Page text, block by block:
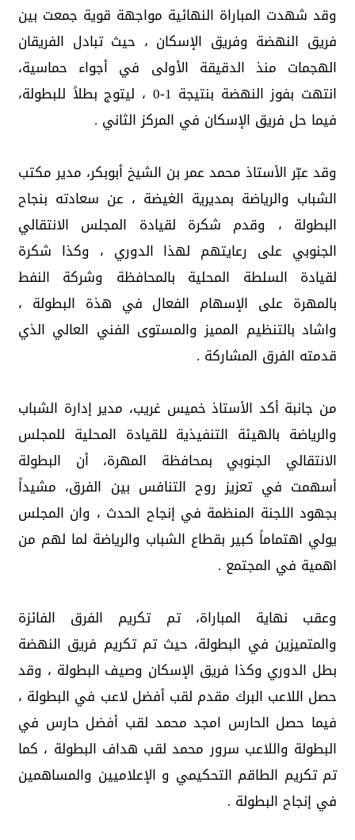
وقد شهدت المباراة النهائية مواجهة قوية جمعت بين
فريق النهضة وفريق الإسكان ، حيث تبادل الفريقان
الهجمات منذ الدقيقة الأولى في أجواء حماسية،
انتهت بفوز النهضة بنتيجة 1-0 ، ليتوج بطلاً للبطولة،
فيما حل فريق الإسكان في المركز الثاني .
وقد عبّر الأستاذ محمد عمر بن الشيخ أبوبكر، مدير مكتب
الشباب والرياضة بمديرية الغيضة ، عن سعادته بنجاح
البطولة ، وقدم شكرة لقيادة المجلس الانتقالي
الجنوبي على رعايتهم لهذا الدوري ، وكذا شكرة
لقيادة السلطة المحلية بالمحافظة وشركة النفط
بالمهرة على الإسهام الفعال في هذة البطولة ،
واشاد بالتنظيم المميز والمستوى الفني العالي الذي
قدمته الفرق المشاركة .
من جانبة أكد الأستاذ خميس غريب، مدير إدارة الشباب
والرياضة بالهيئة التنفيذية للقيادة المحلية للمجلس
الانتقالي الجنوبي بمحافظة المهرة، أن البطولة
أسهمت في تعزيز روح التنافس بين الفرق، مشيداً
بجهود اللجنة المنظمة في إنجاح الحدث ، وان المجلس
يولي اهتماماً كبير بقطاع الشباب والرياضة لما لهم من
اهمية في المجتمع .
وعقب نهاية المباراة، تم تكريم الفرق الفائزة
والمتميزين في البطولة، حيث تم تكريم فريق النهضة
بطل الدوري وكذا فريق الإسكان وصيف البطولة ، وقد
حصل اللاعب البرك مقدم لقب أفضل لاعب في البطولة ،
فيما حصل الحارس امجد محمد لقب أفضل حارس في
البطولة واللاعب سرور محمد لقب هداف البطولة ، كما
تم تكريم الطاقم التحكيمي و الإعلاميين والمساهمين
في إنجاح البطولة .